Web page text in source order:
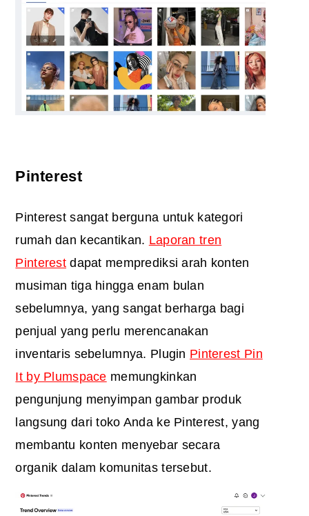
Pinterest
Pinterest sangat berguna untuk kategori
rumah dan kecantikan. Laporan tren
Pinterest dapat memprediksi arah konten
musiman tiga hingga enam bulan
sebelumnya, yang sangat berharga bagi
penjual yang perlu merencanakan
inventaris sebelumnya. Plugin Pinterest Pin
It by Plumspace memungkinkan
pengunjung menyimpan gambar produk
langsung dari toko Anda ke Pinterest, yang
membantu konten menyebar secara
organik dalam komunitas tersebut.